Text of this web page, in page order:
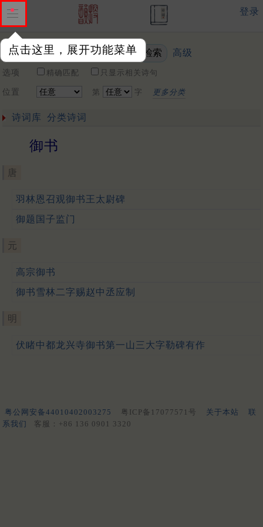
点击这里，展开功能菜单
登录
关键词 高级
选项 精确匹配 只显示相关诗句
位置 第 字 更多分类
诗词库 分类诗词
御书
唐
羽林恩召观御书王太尉碑
御题国子监门
元
高宗御书
御书雪林二字赐赵中丞应制
明
伏睹中都龙兴寺御书第一山三大字勒碑有作
粤公网安备44010402003275 粤ICP备17077571号 关于本站
联
系我们
客服：+86 136 0901 3320